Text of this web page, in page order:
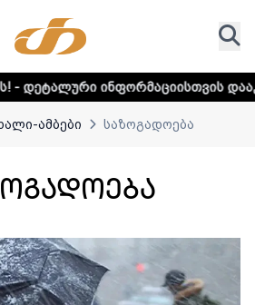
დააკლიკეთ ლინკს
ამბები საზოგადოება